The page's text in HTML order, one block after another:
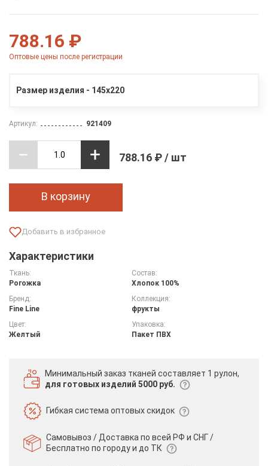
788.16 ₽
Оптовые цены после регистрации
Размер изделия - 145х220
Артикул: 921409
788.16 ₽ / шт
В корзину
Характеристики
Ткань:
Рогожка
Состав:
Хлопок 100%
Бренд:
Fine Line
Коллекция:
фрукты
Цвет:
Желтый
Упаковка:
Пакет ПВХ
Минимальный заказ тканей составляет 1 рулон,
для готовых изделий 5000 руб.
Гибкая системаоптовых скидок
Самовывоз / Доставка по всей РФ и СНГ /
Бесплатно по городу и до ТК